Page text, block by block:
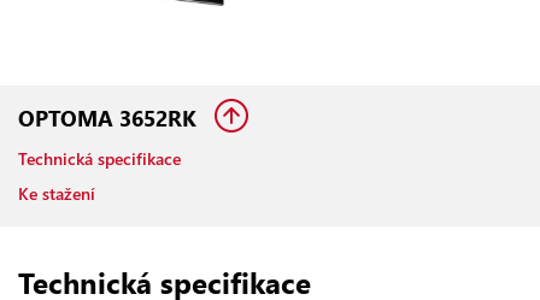
OPTOMA 3652RK
Technická specifikace
Ke stažení
Technická specifikace